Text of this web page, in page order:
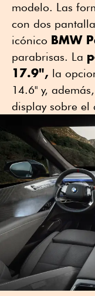
modelo. Las
con dos
icónico BMW
parabrisas. La
17.9", la
14.6" y,
display sobre el